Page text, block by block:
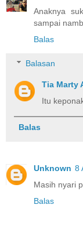
Anaknya
sampai
Balas
Balasan
Tia Marty
Itu
Balas
Unknown 8
Masih nyari
Balas